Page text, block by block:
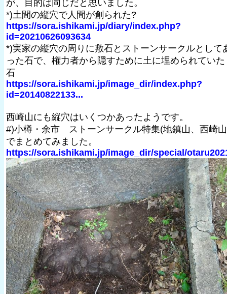
が、目的は同じだと思いました。
*)土間の縦穴で人間が創られた?
https://sora.ishikami.jp/diary/index.php?
id=20210626093634
*)実家の縦穴の周りに敷石とストーンサークルとして
った石で、権力者から隠すために土に埋められていた
石
https://sora.ishikami.jp/image_dir/index.php?
id=20140822133...
西崎山にも縦穴はいくつかあったようです。
#)小樽・余市 ストーンサークル特集(地鎮山、西崎
でまとめてみました。
https://sora.ishikami.jp/image_dir/special/